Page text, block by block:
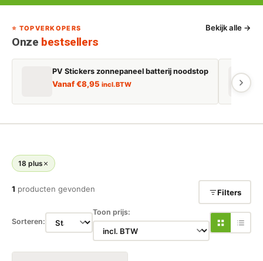
⭐ TOPVERKOPERS
Onze bestsellers
Bekijk alle →
PV Stickers zonnepaneel batterij noodstop
Vanaf€8,95 incl. BTW
18 plus
1 producten gevonden Filters
Sorteren:
Toon prijs: